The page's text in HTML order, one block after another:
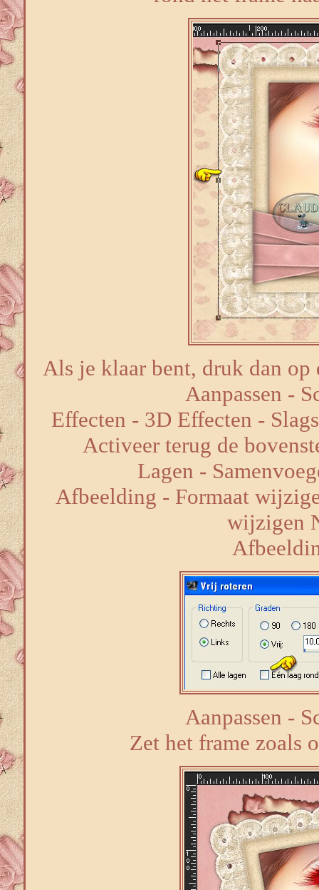
Als je klaar bent, druk dan
Aanpassen -
Effecten - 3D Effecten -
Activeer terug de
Lagen -
Afbeelding - Formaat
wijzigen
Aanpassen -
Zet het frame zoals